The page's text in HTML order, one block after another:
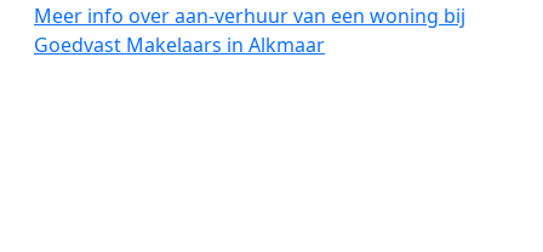
Meer info over aan-verhuur van een woning bij
Goedvast Makelaars in Alkmaar